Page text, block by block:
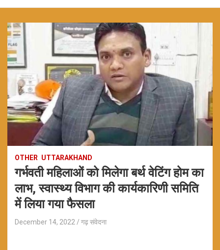
OTHER UTTARAKHAND
गर्भवती महिलाओं को मिलेगा बर्थ वेटिंग होम का
लाभ, स्वास्थ्य विभाग की कार्यकारिणी समिति
में लिया गया फैसला
December 14, 2022 गढ़ संवेदना